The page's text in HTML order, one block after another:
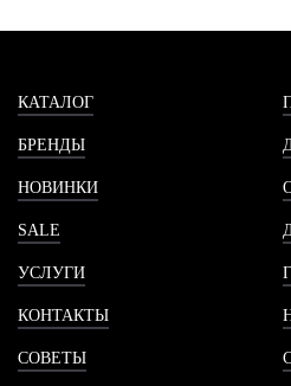
КАТАЛОГ
БРЕНДЫ
НОВИНКИ
SALE
УСЛУГИ
КОНТАКТЫ
СОВЕТЫ